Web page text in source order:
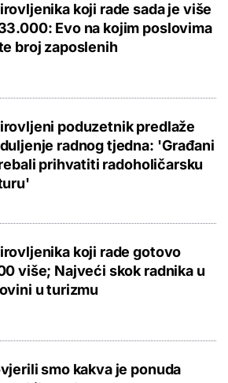
koji rade sada je više
Evo na kojim poslovima
broj zaposlenih
poduzetnik predlaže
radnog tjedna: 'Građani
prihvatiti radoholičarsku
koji rade gotovo
više; Najveći skok radnika u
u turizmu
smo kakva je ponuda